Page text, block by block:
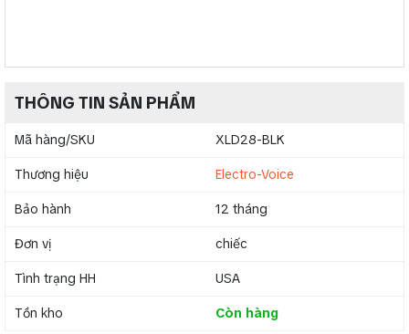
THÔNG TIN SẢN PHẨM
Mã hàng/SKU XLD28-BLK
Thương hiệu Electro-Voice
Bảo hành 12 tháng
Đơn vị chiếc
Tình trạng HH USA
Tồn kho Còn hàng